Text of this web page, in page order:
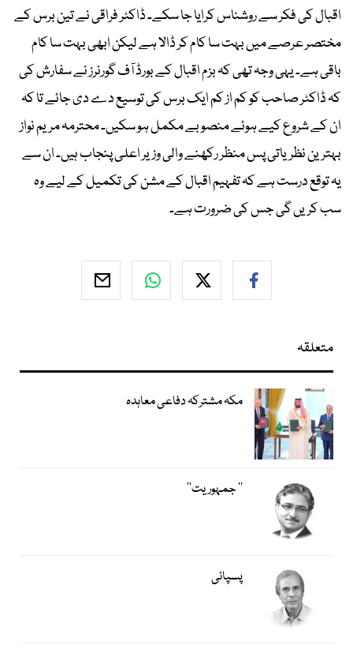
اقبال کی فکر سے روشناس کرایا جا سکے۔ ڈاکٹر فراقی نے تین برس کے
مختصر عرصے میں بہت سا کام کر ڈالا ہے لیکن ابھی بہت سا کام
باقی ہے۔ یہی وجہ تھی کہ بزم اقبال کے بورڈ آف گورنرز نے سفارش کی
کہ ڈاکٹر صاحب کو کم از کم ایک برس کی توسیع دے دی جائے تا کہ
ان کے شروع کیے ہوئے منصوبے مکمل ہو سکیں۔ محترمہ مریم نواز
بہترین نظریاتی پس منظر رکھنے والی وزیر اعلی پنجاب ہیں۔ ان سے
یہ توقع درست ہے کہ تفہیم اقبال کے مشن کی تکمیل کے لیے وہ
سب کریں گی جس کی ضرورت ہے۔
متعلقہ
مکہ مشترکہ دفاعی معاہدہ
’’ جمہوریت‘‘
پسپائی